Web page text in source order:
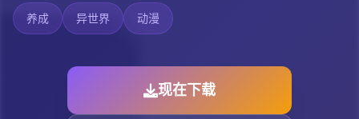
养成 异世界 动漫
现在下载